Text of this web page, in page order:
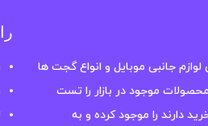
جانبی موبایل و انواع گجت ها
موجود در بازار را تست
دارند را موجود کرده و به